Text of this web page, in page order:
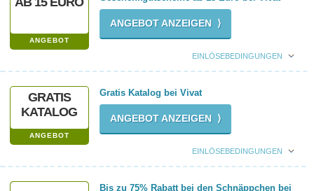
ANGEBOT
ANGEBOT ANZEIGEN ⟩
EINLÖSEBEDINGUNGEN
GRATIS
KATALOG
ANGEBOT
Gratis Katalog bei Vivat
ANGEBOT ANZEIGEN ⟩
EINLÖSEBEDINGUNGEN
Bis zu 75% Rabatt bei den Schnäppchen bei